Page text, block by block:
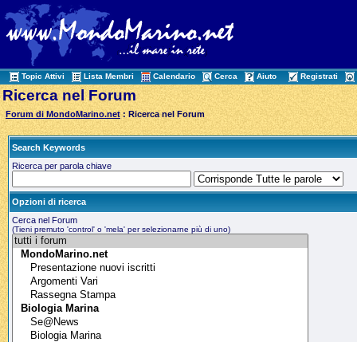
Topic Attivi Lista Membri Calendario Cerca Aiuto Registrati
Ricerca nel Forum
Forum di MondoMarino.net : Ricerca nel Forum
Search Keywords
Ricerca per parola chiave
Opzioni di ricerca
Cerca nel Forum
(Tieni premuto 'control' o 'mela' per selezionarne più di uno)